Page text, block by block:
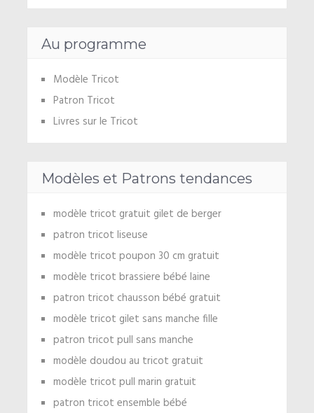
Au programme
Modèle Tricot
Patron Tricot
Livres sur le Tricot
Modèles et Patrons tendances
modèle tricot gratuit gilet de berger
patron tricot liseuse
modèle tricot poupon 30 cm gratuit
modèle tricot brassiere bébé laine
patron tricot chausson bébé gratuit
modèle tricot gilet sans manche fille
patron tricot pull sans manche
modèle doudou au tricot gratuit
modèle tricot pull marin gratuit
patron tricot ensemble bébé